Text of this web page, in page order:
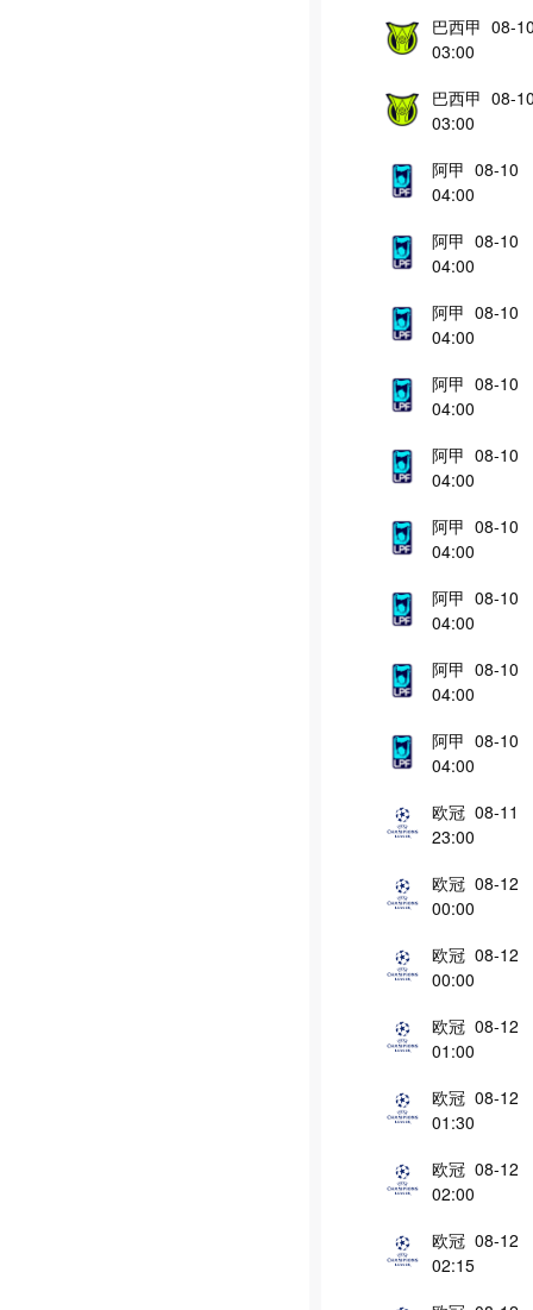
巴西甲 08-
03:00
巴西甲 08-
03:00
阿甲 08-10
04:00
阿甲 08-10
04:00
阿甲 08-10
04:00
阿甲 08-10
04:00
阿甲 08-10
04:00
阿甲 08-10
04:00
阿甲 08-10
04:00
阿甲 08-10
04:00
阿甲 08-10
04:00
欧冠 08-11
23:00
欧冠 08-12
00:00
欧冠 08-12
00:00
欧冠 08-12
01:00
欧冠 08-12
01:30
欧冠 08-12
02:00
欧冠 08-12
02:15